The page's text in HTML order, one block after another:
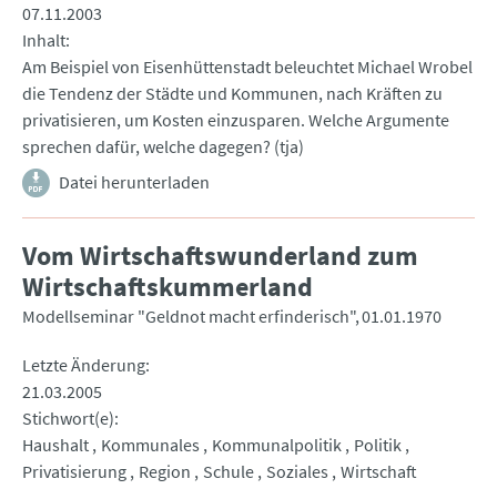
07.11.2003
Inhalt
Am Beispiel von Eisenhüttenstadt beleuchtet Michael Wrobel
die Tendenz der Städte und Kommunen, nach Kräften zu
privatisieren, um Kosten einzusparen. Welche Argumente
sprechen dafür, welche dagegen? (tja)
Datei herunterladen
Vom Wirtschaftswunderland zum
Wirtschaftskummerland
Modellseminar "Geldnot macht erfinderisch" 01.01.1970
Letzte Änderung
21.03.2005
Stichwort(e)
Haushalt Kommunales Kommunalpolitik Politik
Privatisierung Region Schule Soziales Wirtschaft